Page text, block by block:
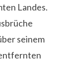
Landes.
seinem